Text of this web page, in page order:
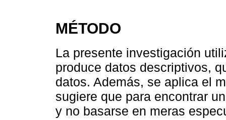
MÉTODO
La presente investigación
produce datos descriptivos,
datos. Además, se aplica el
sugiere que para encontrar
y no basarse en meras